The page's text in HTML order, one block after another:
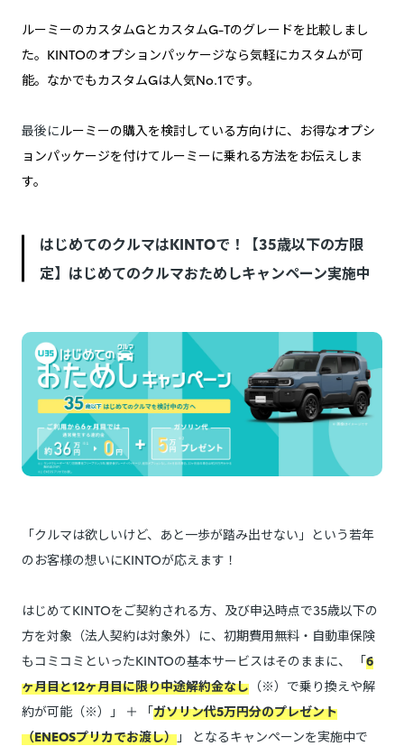
ルーミーのカスタムGとカスタムG-Tのグレードを比較しまし
た。KINTOのオプションパッケージなら気軽にカスタムが可
能。なかでもカスタムGは人気No.1です。
最後にルーミーの購入を検討している方向けに、お得なオプシ
ョンパッケージを付けてルーミーに乗れる方法をお伝えしま
す。
はじめてのクルマはKINTOで！【35歳以下の方限
定】はじめてのクルマおためしキャンペーン実施中
「クルマは欲しいけど、あと一歩が踏み出せない」という若年
のお客様の想いにKINTOが応えます！
はじめてKINTOをご契約される方、及び申込時点で35歳以下の
方を対象（法人契約は対象外）に、初期費用無料・自動車保険
もコミコミといったKINTOの基本サービスはそのままに、 「6
ヶ月目と12ヶ月目に限り中途解約金なし （※）で乗り換えや解
約が可能（※）」 ＋ 「ガソリン代5万円分のプレゼント
（ENEOSプリカでお渡し） 」 となるキャンペーンを実施中で